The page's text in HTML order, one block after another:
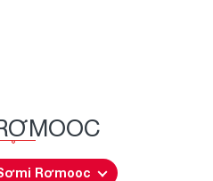
Rơmooc